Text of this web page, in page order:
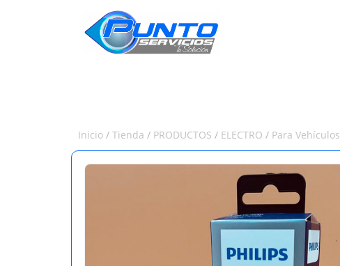
Inicio / Tienda / PRODUCTOS / ELECTRO / Para Vehículos